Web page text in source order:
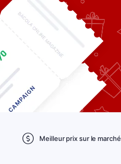
Meilleur prix sur le marché